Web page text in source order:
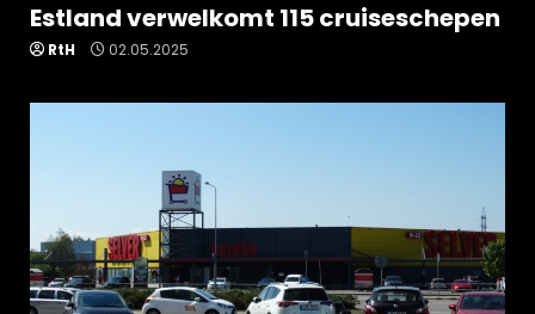
Estland verwelkomt 115 cruiseschepen
RtH 02.05.2025